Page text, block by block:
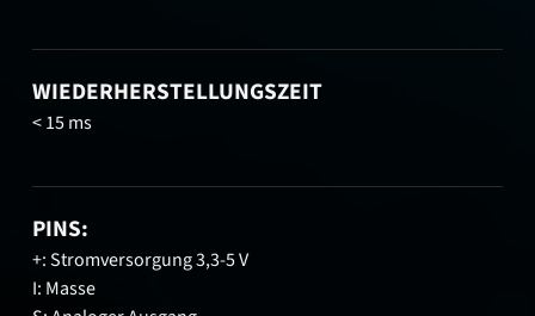
WIEDERHERSTELLUNGSZEIT
< 15 ms
PINS:
+: Stromversorgung 3,3-5 V
I: Masse